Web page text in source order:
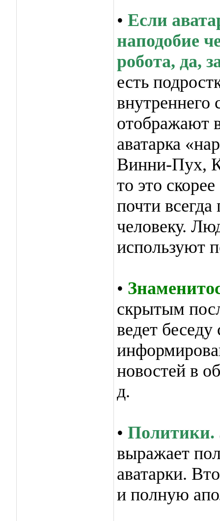
• Если
наподобие
робота, да,
есть
отображают
аватарка
Винни-Пух,
то это
почти
человеку.
используют
•
скрытым
ведет
новостей в
д.
• Политики.
выражает
аватарки.
и полную